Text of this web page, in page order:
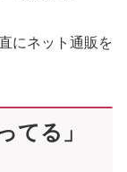
にネット通販を
てる」